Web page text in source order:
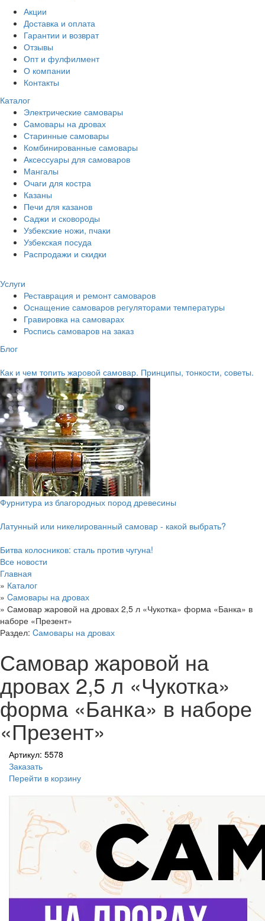
Акции
Доставка и оплата
Гарантии и возврат
Отзывы
Опт и фулфилмент
О компании
Контакты
Каталог
Электрические самовары
Cамовары на дровах
Старинные самовары
Комбинированные самовары
Аксессуары для самоваров
Мангалы
Очаги для костра
Казаны
Печи для казанов
Саджи и сковороды
Узбекские ножи, пчаки
Узбекская посуда
Распродажи и скидки
Услуги
Реставрация и ремонт самоваров
Оснащение самоваров регуляторами температуры
Гравировка на самоварах
Роспись самоваров на заказ
Блог
Как и чем топить жаровой самовар. Принципы, тонкости, советы.
Фурнитура из благородных пород древесины
Латунный или никелированный самовар - какой выбрать?
Битва колосников: сталь против чугуна!
Все новости
Главная
» Каталог
» Cамовары на дровах
» Самовар жаровой на дровах 2,5 л «Чукотка» форма «Банка» в
наборе «Презент»
Раздел: Cамовары на дровах
Самовар жаровой на
дровах 2,5 л «Чукотка»
форма «Банка» в наборе
«Презент»
Артикул: 5578
Заказать
Перейти в корзину